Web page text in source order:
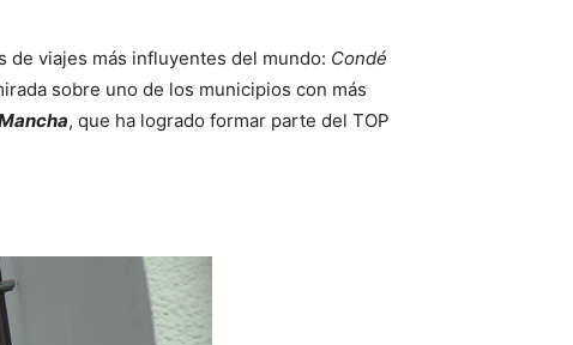
de viajes más influyentes del mundo: Condé
sobre uno de los municipios con más
, que ha logrado formar parte del TOP